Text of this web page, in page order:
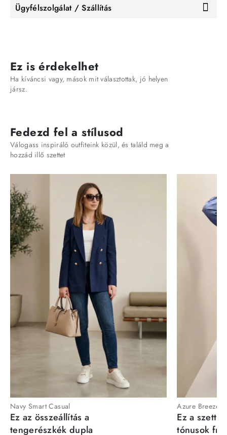
Ügyfélszolgálat / Szállítás
Ez is érdekelhet
Ha kíváncsi vagy, mások mit választottak, jó helyen
jársz.
Fedezd fel a stílusod
Válogass inspiráló outfiteink közül, és találd meg a
hozzád illő szettet
Navy Smart Casual
Ez az összeállítás a
tengerészkék dupla
Azure Breeze
Ez a szett
tónusok